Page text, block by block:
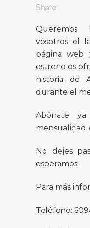
Share
Queremos
vosotros el
página web
estreno os
historia de
durante el
Abónate
mensualidad
No dejes
esperamos!
Para más
Teléfono: